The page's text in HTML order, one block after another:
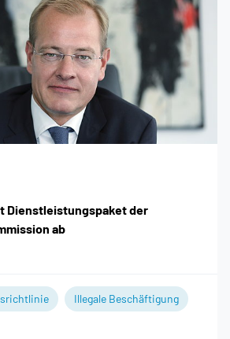
Dienstleistungspaket der
ab
Illegale Beschäftigung